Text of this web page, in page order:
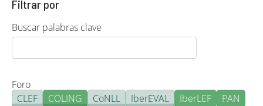
Filtrar por
Buscar palabras clave
Foro
CLEF
COLING CoNLL IberEVAL IberLEF
PAN